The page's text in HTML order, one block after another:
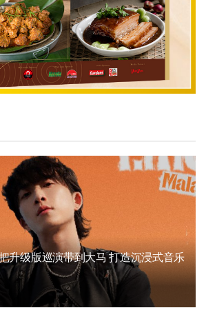
升级版巡演带到大马 打造沉浸式音乐